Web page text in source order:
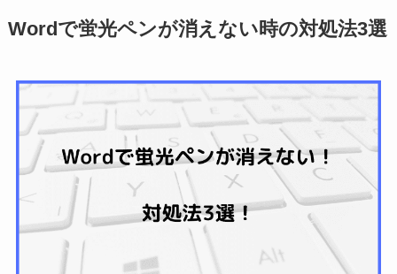
Wordで蛍光ペンが消えない時の対処法3選